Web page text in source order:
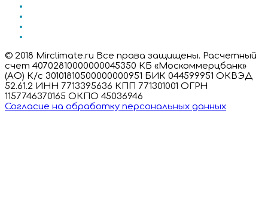
© 2018 Mirclimate.ru Все права защищены. Расчетный
счет 40702810000000045350 КБ «Москоммерцбанк»
(АО) К/с 30101810500000000951 БИК 044599951 ОКВЭД
52.61.2 ИНН 7713395636 КПП 771301001 ОГРН
1157746370165 ОКПО 45036946
Согласие на обработку персональных данных